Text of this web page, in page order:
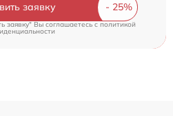
заявку
заявку" Вы соглашаетесь c политикой